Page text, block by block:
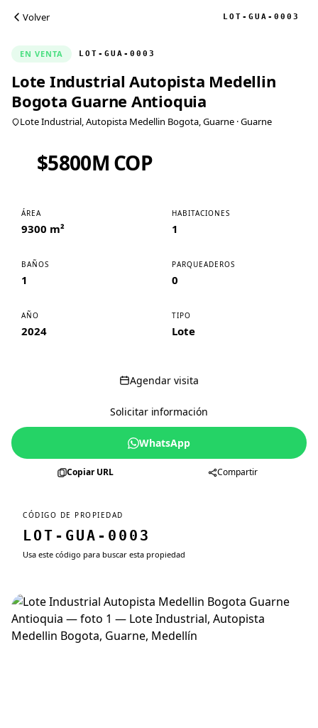
Volver LOT-GUA-0003
EN VENTA LOT-GUA-0003
Lote Industrial Autopista Medellin
Bogota Guarne Antioquia
Lote Industrial, Autopista Medellin Bogota, Guarne · Guarne
$5800M COP
ÁREA
9300 m²
HABITACIONES
1
BAÑOS
1
PARQUEADEROS
0
AÑO
2024
TIPO
Lote
Agendar visita
Solicitar información
WhatsApp
Copiar URL Compartir
CÓDIGO DE PROPIEDAD
LOT-GUA-0003
Usa este código para buscar esta propiedad